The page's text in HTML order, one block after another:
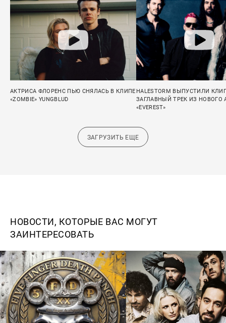
АКТРИСА ФЛОРЕНС ПЬЮ СНЯЛАСЬ В КЛИПЕ
«ZOMBIE» YUNGBLUD
HALESTORM ВЫПУСТИЛИ
ЗАГЛАВНЫЙ ТРЕК ИЗ НОВОГО
«EVEREST»
ЗАГРУЗИТЬ ЕЩЕ
НОВОСТИ, КОТОРЫЕ ВАС МОГУТ
ЗАИНТЕРЕСОВАТЬ